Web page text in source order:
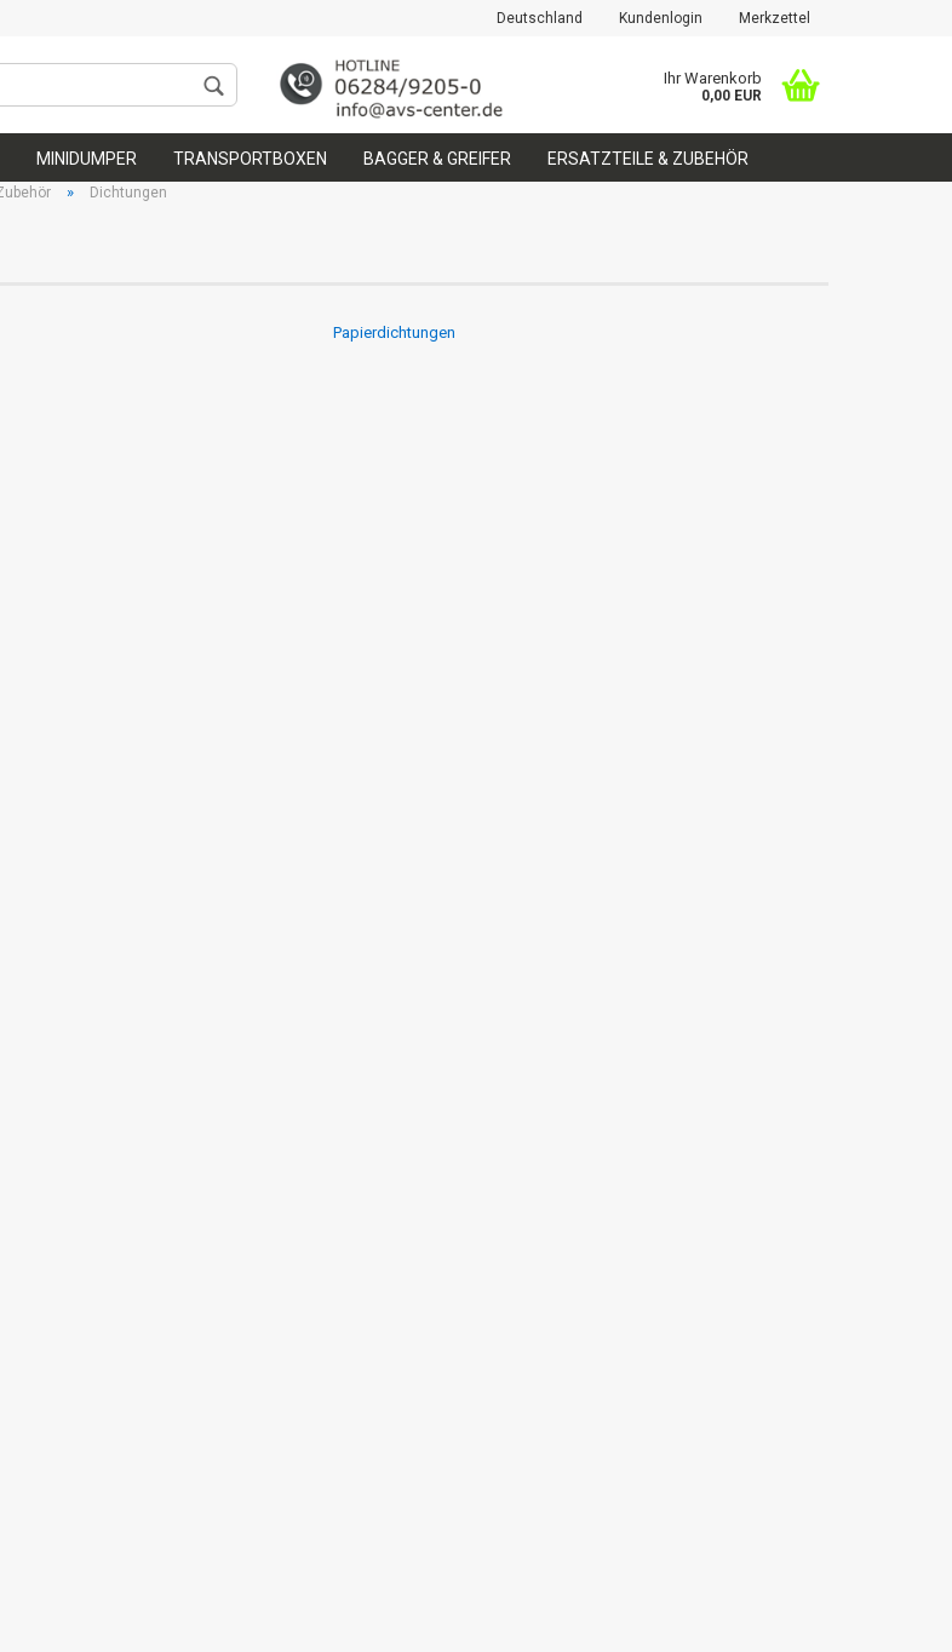
Deutschland
Wohnort
Kundenlogin Merkzettel
Ihr Warenkorb
0,00 EUR
MINIDUMPER TRANSPORTBOXEN BAGGER & GREIFER ERSATZTEILE & ZUBEHÖR
» Dichtungen
Papierdichtungen